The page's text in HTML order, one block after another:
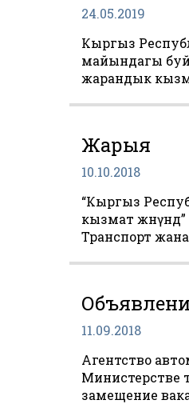
24.05.2019
Кыргыз
майындагы
жарандык
Жарыя
10.10.2018
“Кыргыз
кызмат
Транспорт
11.09.2018
Агентство
Министерстве
замещение